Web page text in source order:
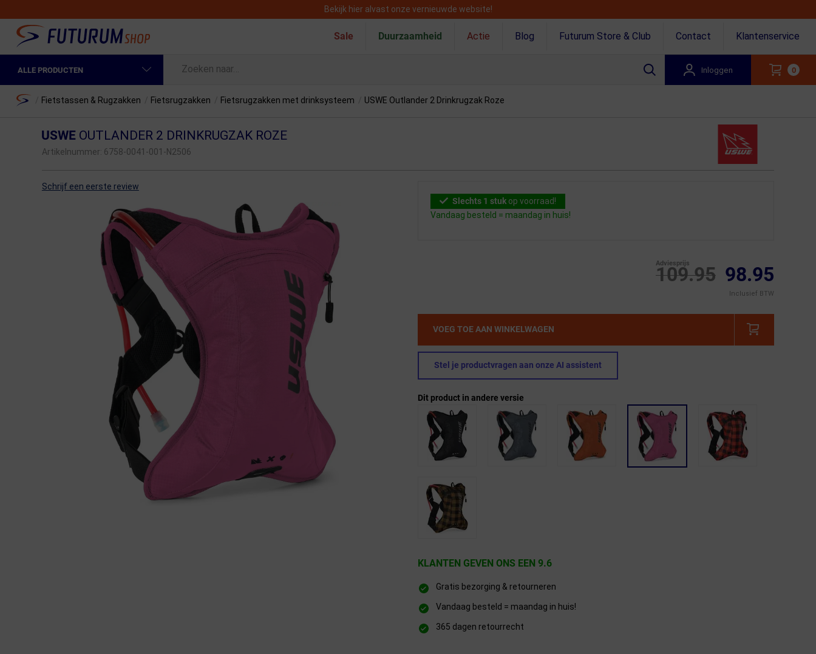
Bekijk hier alvast onze vernieuwde website!
Sale Duurzaamheid Actie Blog Futurum Store & Club Contact Klantenservice
ALLE PRODUCTEN
Fietskleding Heren
Fietsonderdelen
Sportvoeding en Verzorging
Fietstassen & Rugzakken
Fietsendragers & Fietskoffers
Overige sporten & cadeaubon
Inloggen 0
Home Fietstassen & Rugzakken Fietsrugzakken Fietsrugzakken met drinksysteem USWE Outlander 2 Drinkrugzak Roze
USWEOUTLANDER 2 DRINKRUGZAK ROZE
Artikelnummer: 6758-0041-001-N2506
Schrijf een eerste review
Slechts 1 stuk op voorraad!
Vandaag besteld = maandag in huis!
109.95
Adviesprijs 98.95
Inclusief BTW
VOEG TOE AAN WINKELWAGEN
Stel je productvragen aan onze AI assistent
Dit product in andere versie
KLANTEN GEVEN ONS EEN 9.6
Gratis bezorging & retourneren
Vandaag besteld = maandag in huis!
365 dagen retourrecht